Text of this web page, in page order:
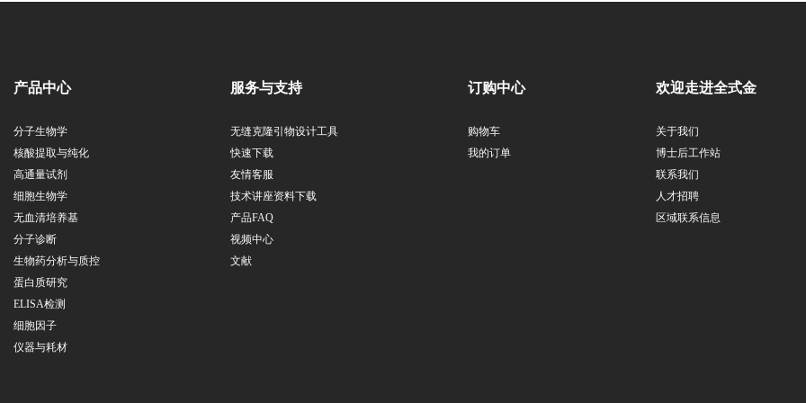
产品中心
分子生物学
核酸提取与纯化
高通量试剂
细胞生物学
无血清培养基
分子诊断
生物药分析与质控
蛋白质研究
ELISA检测
细胞因子
仪器与耗材
服务与支持
无缝克隆引物设计工具
快速下载
友情客服
技术讲座资料下载
产品FAQ
视频中心
文献
订购中心
购物车
我的订单
欢迎走进全式金
关于我们
博士后工作站
联系我们
人才招聘
区域联系信息